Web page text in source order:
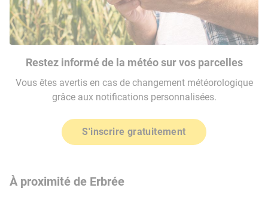
Restez informé de la météo sur vos parcelles
Vous êtes avertis en cas de changement météorologique
grâce aux notifications personnalisées.
S'inscrire gratuitement
À proximité de Erbrée